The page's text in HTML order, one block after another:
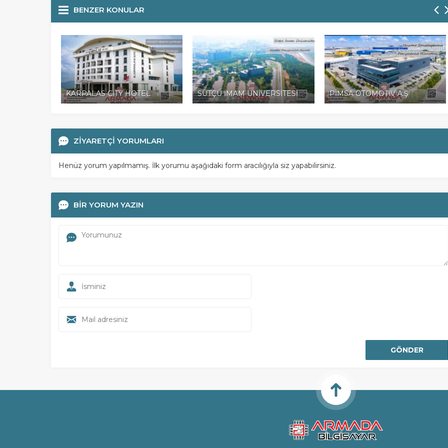
BENZER KONULAR
KARPALAS CİTY HOTEL SÜTÇÜ İMAM ÜNİVERSİTESİ PİMSA OTOMOTİV A.Ş
ZİYARETÇİ YORUMLARI
Henüz yorum yapılmamış. İlk yorumu aşağıdaki form aracılığıyla siz yapabilirsiniz.
BİR YORUM YAZIN